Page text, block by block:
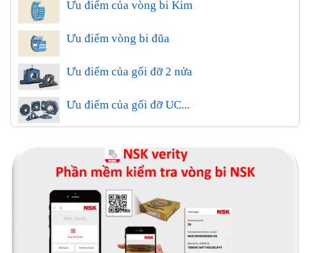
Ưu điểm của vòng bi Kim
Ưu điểm vòng bi đũa
Ưu điểm của gối đỡ 2 nửa
Ưu điểm của gối đỡ UC...